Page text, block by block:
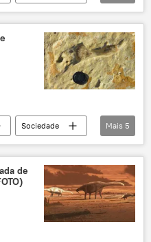
fóssil
Sociedade
Mais 5
de